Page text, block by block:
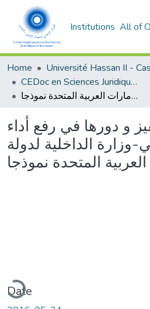
Institutions All of
Home
CEDoc en Sciences Juridiques, Economiques, Sociales et de Gestion (CED - SJESG)
سياسة التحفيز و دورها في رفع أداء القطاع العمومي-وزارة الداخلية لدولة الامارات العربية المتحدة نموذجا
و دورها في رفع أداء
وزارة الداخلية لدولة
المتحدة نموذجا
Date